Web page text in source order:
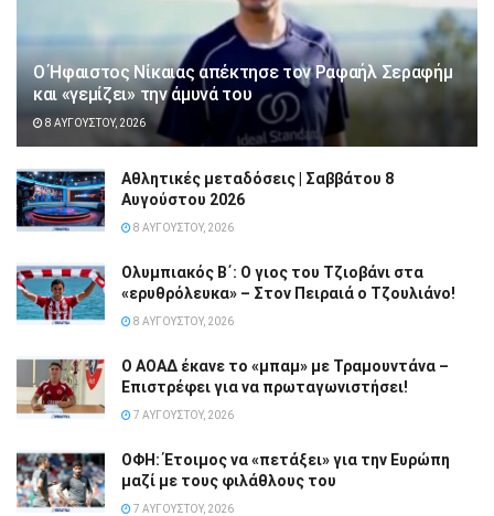
Ο Ήφαιστος Νίκαιας απέκτησε τον Ραφαήλ Σεραφήμ
και «γεμίζει» την άμυνά του
8 ΑΥΓΟΎΣΤΟΥ, 2026
Αθλητικές μεταδόσεις | Σαββάτου 8
Αυγούστου 2026
8 ΑΥΓΟΎΣΤΟΥ, 2026
Ολυμπιακός Β΄: Ο γιος του Τζιοβάνι στα
«ερυθρόλευκα» – Στον Πειραιά ο Τζουλιάνο!
8 ΑΥΓΟΎΣΤΟΥ, 2026
Ο ΑΟΑΔ έκανε το «μπαμ» με Τραμουντάνα –
Επιστρέφει για να πρωταγωνιστήσει!
7 ΑΥΓΟΎΣΤΟΥ, 2026
ΟΦΗ: Έτοιμος να «πετάξει» για την Ευρώπη
μαζί με τους φιλάθλους του
7 ΑΥΓΟΎΣΤΟΥ, 2026